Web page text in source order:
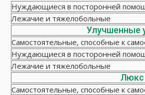
Нуждающиеся в посторонней
Лежачие и тяжелобольные
Улучшенные
Самостоятельные, способные к
Нуждающиеся в посторонней
Лежачие и тяжелобольные
Люкс
Самостоятельные, способные к